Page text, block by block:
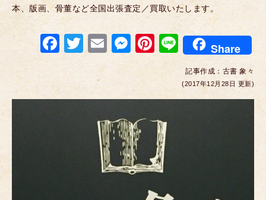
本、版画、骨董など全国出張査定／買取いたします。
F
c
e
T
wi
tt
er
E
m
M
e
ss
e
n
g
er
Pi
nt
e
st
Li
n
e
Share
記事作成： 古書 象々
(2017年12月28日 更新)